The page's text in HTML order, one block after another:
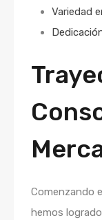
Variedad
Comenzando
hemos